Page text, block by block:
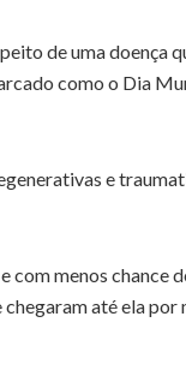
de uma doença
como o Dia
e
com menos chance
até ela por